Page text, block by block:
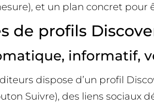
et un plan concret
de profils
informatif,
dispose d’un profil
Suivre), des liens sociaux